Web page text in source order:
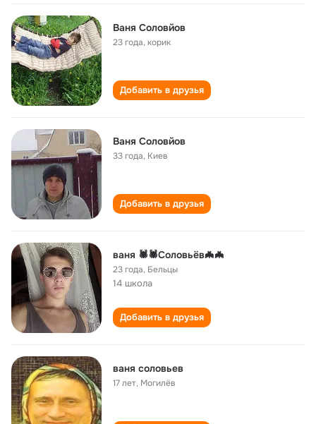
Ваня Соловйов
23 года,корик
Добавить в друзья
Ваня Соловйов
33 года, Киев
Добавить в друзья
ваня 🕷🕷Соловьёв🦇🦇
23 года, Бельцы
14 школа
Добавить в друзья
ваня соловьев
17 лет, Могилёв